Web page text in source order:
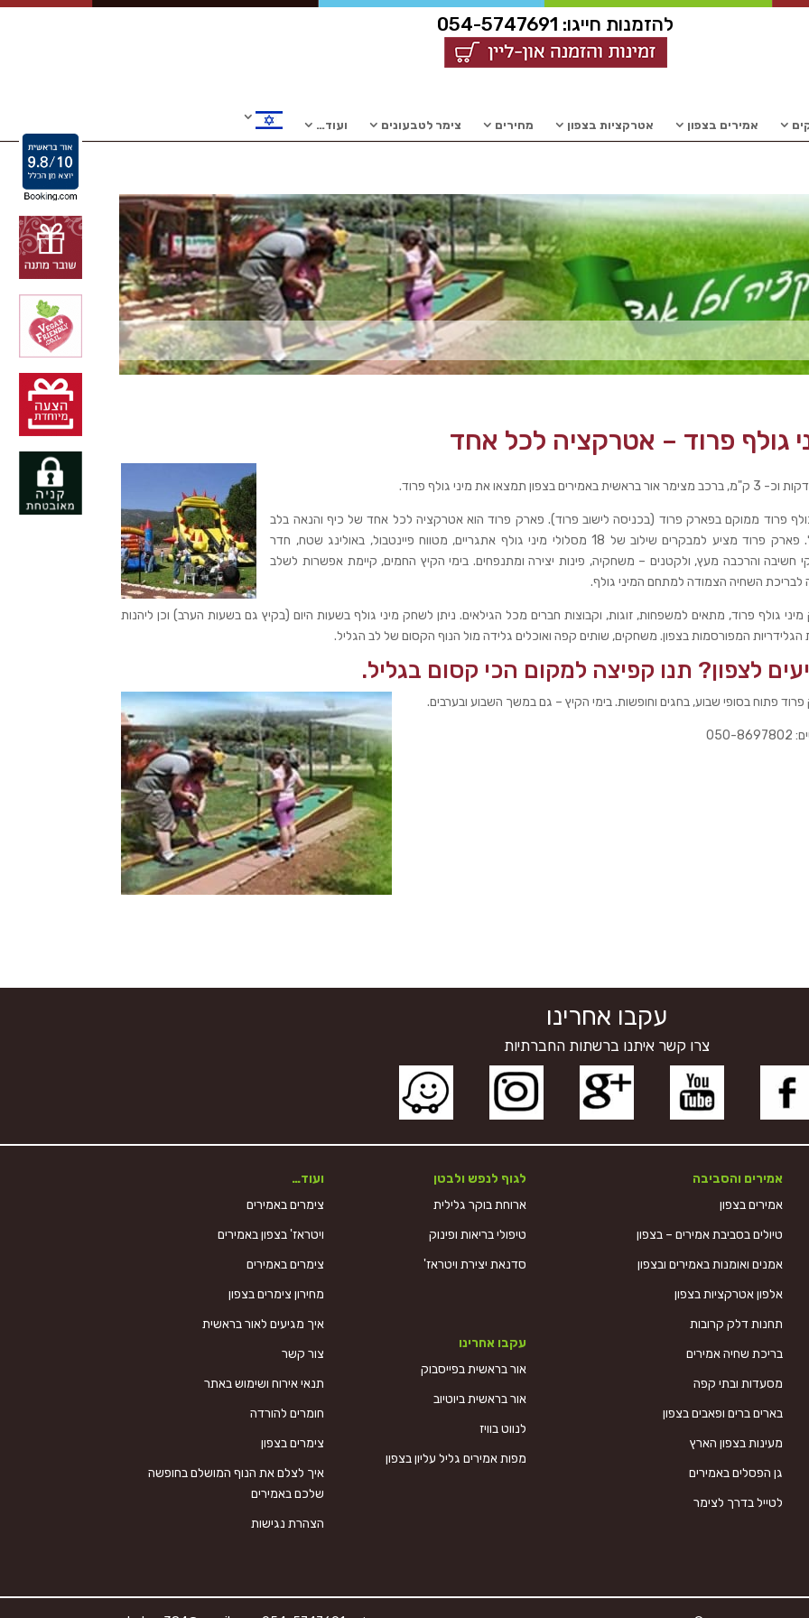
להזמנות חייגו: 054-5747691
אמירים בצפון אטרקציות בצפון מחירים צימר לטבעונים ועוד…
גולף פרוד – אטרקציה לכל אחד
גולף פרוד ממוקם בפארק פרוד (בכניסה לישוב פרוד). פארק פרוד הוא אטרקציה לכל אחד של כיף והנאה בלב
הגליל. פארק פרוד מציע למבקרים שילוב של 18 מסלולי מיני גולף אתגריים, מטווח פיינטבול, באולינג שטח, חדר
חשיבה והרכבה מעץ, ולקטנים – משחקיה, פינות יצירה ומתנפחים. בימי הקיץ החמים, קיימת אפשרות לשלב
לבריכת השחיה הצמודה למתחם המיני גולף.
גולף פרוד, מתאים למשפחות, זוגות, וקבוצות חברים מכל הגילאים. ניתן לשחק מיני גולף בשעות היום (בקיץ גם בשעות הערב) וכן ליהנות
המפורסמות בצפון. משחקים, שותים קפה ואוכלים גלידה מול הנוף הקסום של לב הגליל.
לצפון? תנו קפיצה למקום הכי קסום בגליל.
פתוח בסופי שבוע, בחגים וחופשות. בימי הקיץ – גם במשך השבוע ובערבים.
עקבו אחרינו
צרו קשר איתנו ברשתות החברתיות
אמירים והסביבה
אמירים בצפון
טיולים בסביבת אמירים – בצפון
אמנים ואומנות באמירים ובצפון
אלפון אטרקציות בצפון
תחנות דלק קרובות
בריכת שחיה אמירים
מסעדות ובתי קפה
בארים ברים ופאבים בצפון
מעינות בצפון הארץ
גן הפסלים באמירים
לטייל בדרך לצימר
לגוף לנפש ולבטן
ארוחת בוקר גלילית
טיפולי בריאות ופינוק
סדנאת יצירת ויטראז'
עקבו אחרינו
אור בראשית בפייסבוק
אור בראשית ביוטיוב
לנווט בוויז
מפות אמירים גליל עליון בצפון
ועוד…
צימרים באמירים
ויטראז' בצפון באמירים
צימרים באמירים
מחירון צימרים בצפון
איך מגיעים לאור בראשית
צור קשר
תנאי אירוח ושימוש באתר
חומרים להורדה
צימרים בצפון
איך לצלם את הנוף המושלם בחופשה
שלכם באמירים
הצהרת נגישות